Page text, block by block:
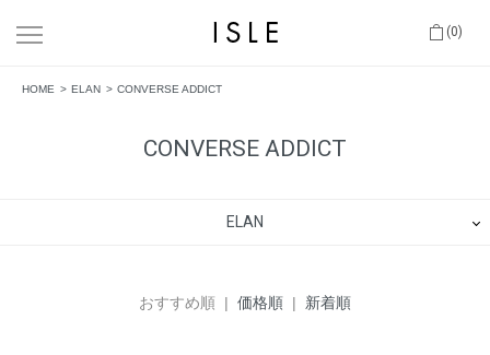
(0)
HOME ELAN CONVERSE ADDICT
CONVERSE ADDICT
ELAN
おすすめ順 | 価格順 | 新着順